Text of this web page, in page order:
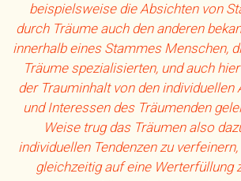
beispielsweise die Absichten von
durch Träume auch den anderen
innerhalb eines Stammes Menschen,
Träume spezialisierten, und auch
der Trauminhalt von den individuellen
und Interessen des Träumenden
Weise trug das Träumen also
individuellen Tendenzen zu
gleichzeitig auf eine Werterfüllung